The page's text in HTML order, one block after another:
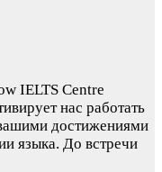
IELTS Centre
нас работать
достижениями
языка. До встречи